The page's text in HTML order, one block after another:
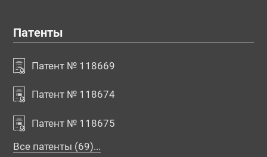
Патенты
Патент № 118669
Патент № 118674
Патент № 118675
Все патенты (69)...